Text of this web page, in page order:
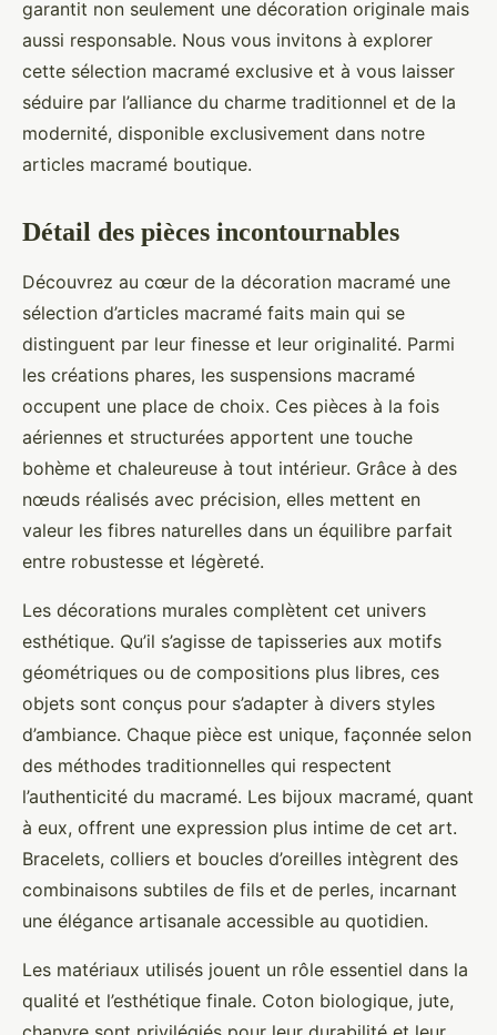
garantit non seulement une décoration originale mais
aussi responsable. Nous vous invitons à explorer
cette sélection macramé exclusive et à vous laisser
séduire par l’alliance du charme traditionnel et de la
modernité, disponible exclusivement dans notre
articles macramé boutique.
Détail des pièces incontournables
Découvrez au cœur de la décoration macramé une
sélection d’articles macramé faits main qui se
distinguent par leur finesse et leur originalité. Parmi
les créations phares, les suspensions macramé
occupent une place de choix. Ces pièces à la fois
aériennes et structurées apportent une touche
bohème et chaleureuse à tout intérieur. Grâce à des
nœuds réalisés avec précision, elles mettent en
valeur les fibres naturelles dans un équilibre parfait
entre robustesse et légèreté.
Les décorations murales complètent cet univers
esthétique. Qu’il s’agisse de tapisseries aux motifs
géométriques ou de compositions plus libres, ces
objets sont conçus pour s’adapter à divers styles
d’ambiance. Chaque pièce est unique, façonnée selon
des méthodes traditionnelles qui respectent
l’authenticité du macramé. Les bijoux macramé, quant
à eux, offrent une expression plus intime de cet art.
Bracelets, colliers et boucles d’oreilles intègrent des
combinaisons subtiles de fils et de perles, incarnant
une élégance artisanale accessible au quotidien.
Les matériaux utilisés jouent un rôle essentiel dans la
qualité et l’esthétique finale. Coton biologique, jute,